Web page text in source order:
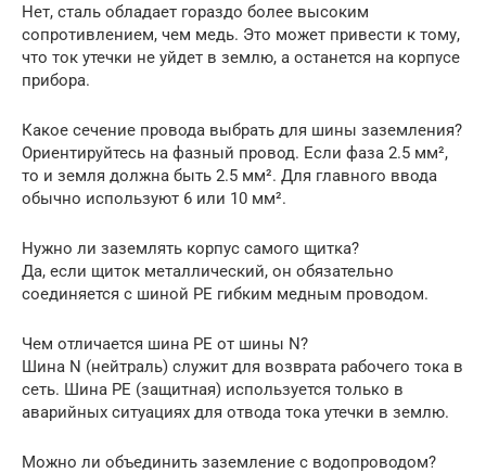
Нет, сталь обладает гораздо более высоким
сопротивлением, чем медь. Это может привести к тому,
что ток утечки не уйдет в землю, а останется на корпусе
прибора.
Какое сечение провода выбрать для шины заземления?
Ориентируйтесь на фазный провод. Если фаза 2.5 мм²,
то и земля должна быть 2.5 мм². Для главного ввода
обычно используют 6 или 10 мм².
Нужно ли заземлять корпус самого щитка?
Да, если щиток металлический, он обязательно
соединяется с шиной PE гибким медным проводом.
Чем отличается шина PE от шины N?
Шина N (нейтраль) служит для возврата рабочего тока в
сеть. Шина PE (защитная) используется только в
аварийных ситуациях для отвода тока утечки в землю.
Можно ли объединить заземление с водопроводом?